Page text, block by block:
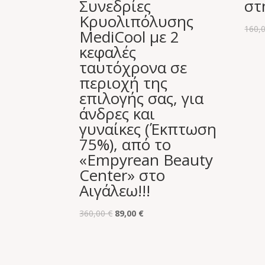
Συνεδρίες
Κρυολιπόλυσης
MediCool με 2
κεφαλές
ταυτόχρονα σε
περιοχή της
επιλογής σας, για
άνδρες και
γυναίκες (Έκπτωση
75%), από το
«Empyrean Beauty
Center» στο
Αιγάλεω!!!
360,00€ Original
89,00 €